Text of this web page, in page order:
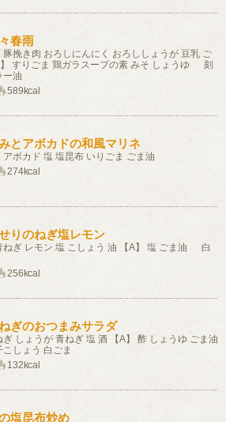
春雨
豚挽き肉 おろしにんにく おろししょうが 豆乳 ご
】 すりごま 鶏ガラスープの素 みそ しょうゆ 刻
ー油
589kcal
とアボカドの和風マリネ
アボカド 塩 塩昆布 いりごま ごま油
274kcal
りのねぎ塩レモン
ねぎ レモン 塩 こしょう 油 【A】 塩 ごま油 白
256kcal
ぎのおつまみサラダ
ぎ しょうが 青ねぎ 塩 酒 【A】 酢 しょうゆ ごま油
こしょう 白ごま
132kcal
塩昆布炒め